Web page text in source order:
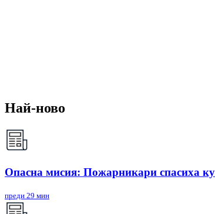
Най-ново
Опасна мисия: Пожарникари спасиха
преди 29 мин